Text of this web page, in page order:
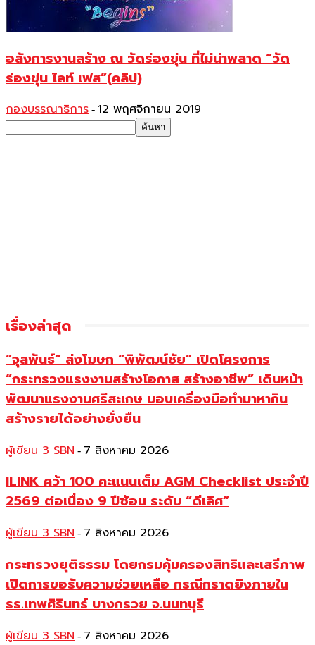
อลังการงานสร้าง ณ วัดร่องขุ่น ที่ไม่น่าพลาด “วัด
ร่องขุ่น ไลท์ เฟส”(คลิป)
กองบรรณาธิการ - 12 พฤศจิกายน 2019
เรื่องล่าสุด
“จุลพันธ์” ส่งโฆษก “พิพัฒน์ชัย” เปิดโครงการ
“กระทรวงแรงงานสร้างโอกาส สร้างอาชีพ” เดินหน้า
พัฒนาแรงงานศรีสะเกษ มอบเครื่องมือทำมาหากิน
สร้างรายได้อย่างยั่งยืน
ผู้เขียน 3 SBN - 7 สิงหาคม 2026
ILINK คว้า 100 คะแนนเต็ม AGM Checklist ประจำปี
2569 ต่อเนื่อง 9 ปีซ้อน ระดับ “ดีเลิศ”
ผู้เขียน 3 SBN - 7 สิงหาคม 2026
กระทรวงยุติธรรม โดยกรมคุ้มครองสิทธิและเสรีภาพ
เปิดการขอรับความช่วยเหลือ กรณีกราดยิงภายใน
รร.เทพศิรินทร์ บางกรวย จ.นนทบุรี
ผู้เขียน 3 SBN - 7 สิงหาคม 2026